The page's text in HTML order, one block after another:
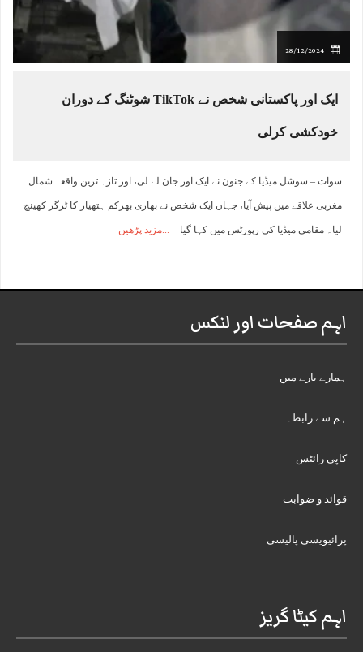
28/12/2024
ایک اور پاکستانی شخص نے TikTok شوٹنگ کے دوران
خودکشی کرلی
سوات – سوشل میڈیا کے جنون نے ایک اور جان لے لی، اور تازہ ترین واقعہ شمال
مغربی علاقے میں پیش آیا، جہاں ایک شخص نے بھاری بھرکم ہتھیار کا ٹرگر کھینچ
لیا۔ مقامی میڈیا کی رپورٹس میں کہا گیا مزید پڑھیں
اہم صفحات اور لنکس
ہمارے بارے میں
ہم سے رابطہ
کاپی رائٹس
قوائد و ضوابت
پرائیویسی پالیسی
اہم کیٹا گریز